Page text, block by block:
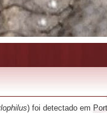
) foi detectado em